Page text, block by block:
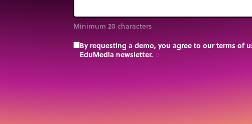
Minimum 20 characters
By requesting a demo, you agree to our terms of
EduMedia newsletter. trip_origin